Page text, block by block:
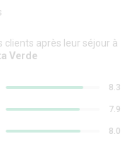
clients après leur séjour à
Verde
8.3
7.9
8.0